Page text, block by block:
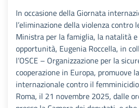
In occasione della Giornata
l’eliminazione della violenza contro
Ministra per la famiglia, la natalità
opportunità, Eugenia Roccella, in
l’OSCE – Organizzazione per la
cooperazione in Europa, promuove
internazionale contro il
Roma, il 21 novembre 2025, dalle